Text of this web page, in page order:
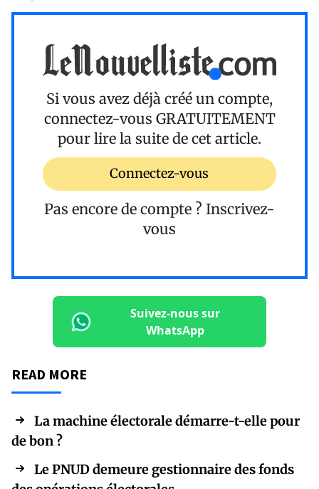
Si vous avez déjà créé un compte,
connectez-vous GRATUITEMENT
pour lire la suite de cet article.
Connectez-vous
Pas encore de compte ? Inscrivez-
vous
Suivez-nous sur
WhatsApp
READ MORE
La machine électorale démarre-t-elle pour
de bon ?
Le PNUD demeure gestionnaire des fonds